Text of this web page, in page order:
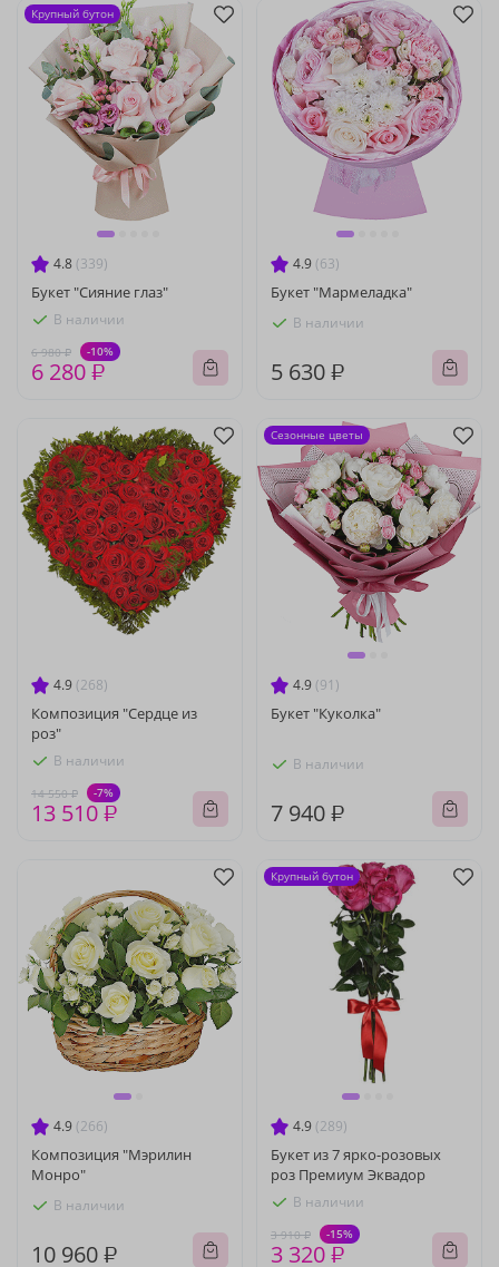
4.8 (339)
Букет "Сияние глаз"
В наличии
6 980 ₽ -10%
6 280 ₽
Крупный бутон
4.9 (63)
Букет "Мармеладка"
В наличии
5 630 ₽
4.9 (268)
Композиция "Сердце из
роз"
В наличии
14 550 ₽ -7%
13 510 ₽
4.9 (91)
Букет "Куколка"
В наличии
7 940 ₽
Сезонные цветы
4.9 (266)
Композиция "Мэрилин
Монро"
В наличии
10 960 ₽
4.9 (289)
Букет из 7 ярко-розовых
роз Премиум Эквадор
В наличии
3 910 ₽ -15%
3 320 ₽
Крупный бутон